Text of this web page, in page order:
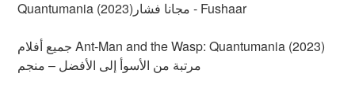
Quantumania (2023)مجانا فشار - Fushaar
جميع أفلام Ant-Man and the Wasp: Quantumania (2023)
مرتبة من الأسوأ إلى الأفضل – منجم